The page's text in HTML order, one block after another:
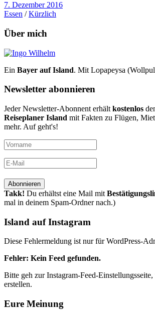
7. Dezember 2016
Essen /Kürzlich
Über mich
Ein Bayer auf Island. Mit Lopapeysa
Newsletter abonnieren
Jeder Newsletter-Abonnent erhält kostenlos
Reiseplaner Island mit Fakten zu Flügen,
mehr. Auf geht's!
Takk! Du erhältst eine Mail mit
mal in deinem Spam-Ordner nach.)
Island auf Instagram
Diese Fehlermeldung ist nur für WordPress-
Fehler: Kein Feed gefunden.
Bitte geh zur Instagram-Feed-
erstellen.
Eure Meinung